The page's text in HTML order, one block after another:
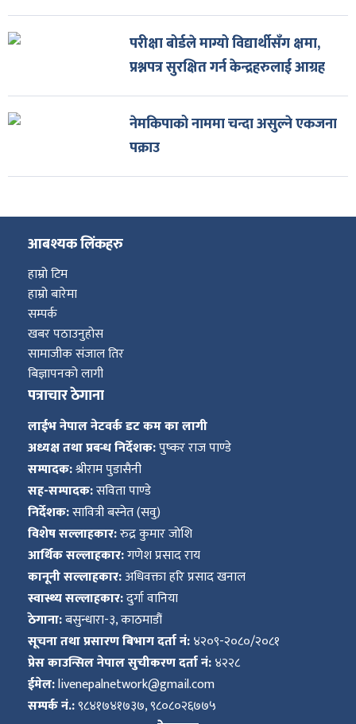
परीक्षा बोर्डले माग्यो विद्यार्थीसँग क्षमा,
प्रश्नपत्र सुरक्षित गर्न केन्द्रहरुलाई आग्रह
नेमकिपाको नाममा चन्दा असुल्ने एकजना
पक्राउ
आबश्यक लिंकहरु
हाम्रो टिम
हाम्रो बारेमा
सम्पर्क
खबर पठाउनुहोस
सामाजीक संजाल तिर
बिज्ञापनको लागी
पत्राचार ठेगाना
लाईभ नेपाल नेटवर्क डट कम का लागी
अध्यक्ष तथा प्रबन्ध निर्देशक:पुष्कर राज पाण्डे
सम्पादक:श्रीराम पुडासैनी
सह-सम्पादक:सविता पाण्डे
निर्देशक:सावित्री बस्नेत (सवु)
विशेष सल्लाहकार:रुद्र कुमार जोशि
आर्थिक सल्लाहकार:गणेश प्रसाद राय
कानूनी सल्लाहकार:अधिवक्ता हरि प्रसाद खनाल
स्वास्थ्य सल्लाहकार:दुर्गा वानिया
ठेगाना:बसुन्धारा-३, काठमाडौं
सूचना तथा प्रसारण बिभाग दर्ता नं:४२०९-२०८०/२०८१
प्रेस काउन्सिल नेपाल सुचीकरण दर्ता नं:४२२८
ईमेल:livenepalnetwork@gmail.com
सम्पर्क नं.:९८४१७४१७३७, ९८०८०२६७७५